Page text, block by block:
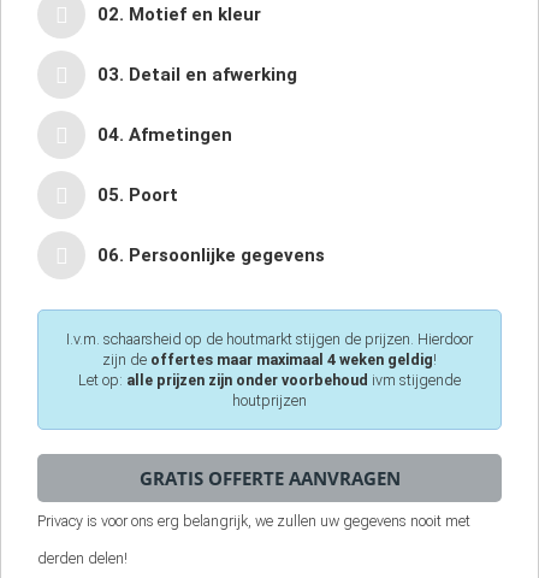
02. Motief en kleur
03. Detail en afwerking
04. Afmetingen
05. Poort
06. Persoonlijke gegevens
I.v.m. schaarsheid op de houtmarkt stijgen de prijzen. Hierdoor
zijn de offertes maar maximaal 4 weken geldig!
Let op: alle prijzen zijn onder voorbehoud ivm stijgende
houtprijzen
Privacy is voor ons erg belangrijk, we zullen uw gegevens nooit met
derden delen!